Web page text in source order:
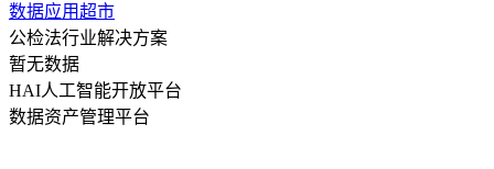
数据应用超市
公检法行业解决方案
暂无数据
HAI人工智能开放平台
数据资产管理平台